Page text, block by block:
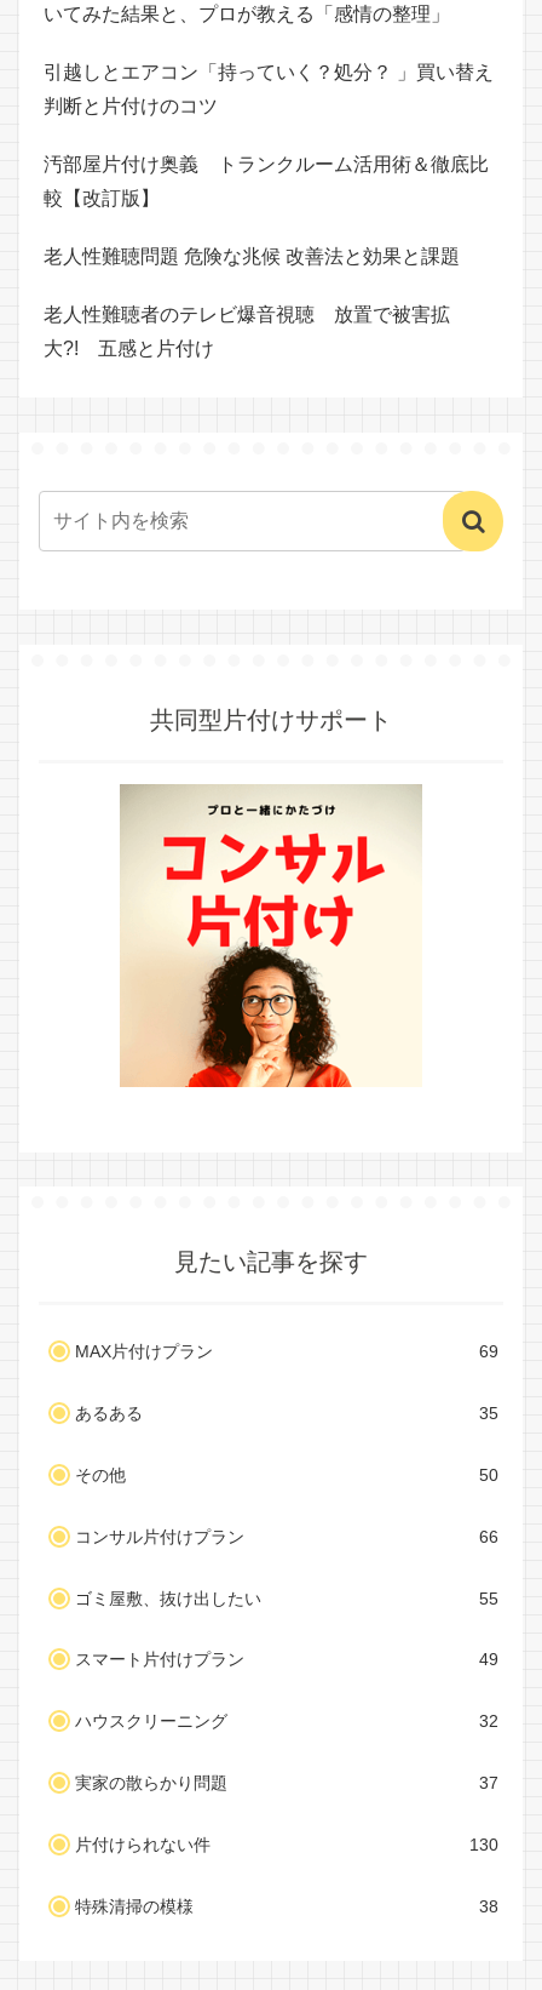
いてみた結果と、プロが教える「感情の整理」
引越しとエアコン「持っていく？処分？ 」買い替え
判断と片付けのコツ
汚部屋片付け奥義 トランクルーム活用術＆徹底比
較【改訂版】
老人性難聴問題 危険な兆候 改善法と効果と課題
老人性難聴者のテレビ爆音視聴 放置で被害拡
大?! 五感と片付け
共同型片付けサポート
見たい記事を探す
MAX片付けプラン 69
あるある 35
その他 50
コンサル片付けプラン 66
ゴミ屋敷、抜け出したい 55
スマート片付けプラン 49
ハウスクリーニング 32
実家の散らかり問題 37
片付けられない件 130
特殊清掃の模様 38